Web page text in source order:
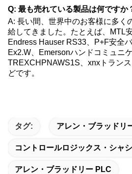
Q: 最も売れている製品は何ですか
A: 長い間、世界中のお客様に多く
給してきました。たとえば、MTL
Endress Hauser RS33、P+F安全
Ex2.W、Emersonハンドコミュニ
TREXCHPNAWS1S、xnxトラン
どです。
タグ: アレン・ブラッドリ
コントロールロジックス・シャシ
アレン・ブラッドリー PLC